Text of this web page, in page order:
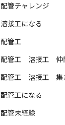
配管チャレンジ
溶接工になる
配管工
配管工 溶接工 仲
配管工 溶接工 集
配管工になる
配管未経験